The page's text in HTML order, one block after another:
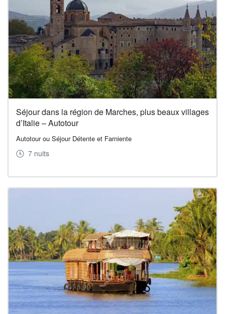
Séjour dans la région de Marches, plus beaux villages
d’Italie – Autotour
Autotour ou Séjour Détente et Farniente
7 nuits